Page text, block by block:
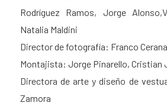
Rodríguez Ramos, Jorge
Natalia Maldini
Director de fotografía: Franco Cerana
Montajista: Jorge Pinarello, Cristian
Directora de arte y diseño de
Zamora